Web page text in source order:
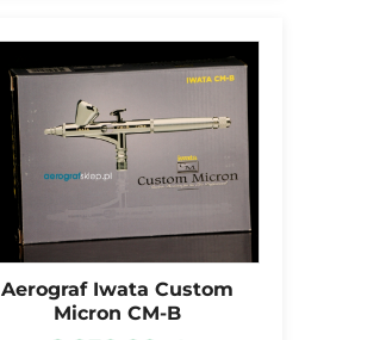
Aerograf Iwata Custom
Micron CM-B